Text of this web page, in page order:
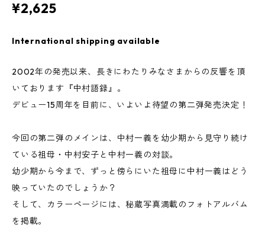
¥2,625
International shipping available
2002年の発売以来、長きにわたりみなさまからの反響を頂
いております『中村語録』。
デビュー15周年を目前に、いよいよ待望の第二弾発売決定！
今回の第二弾のメインは、中村一義を幼少期から見守り続け
ている祖母・中村安子と中村一義の対談。
幼少期から今まで、ずっと傍らにいた祖母に中村一義はどう
映っていたのでしょうか？
そして、カラーページには、秘蔵写真満載のフォトアルバム
を掲載。